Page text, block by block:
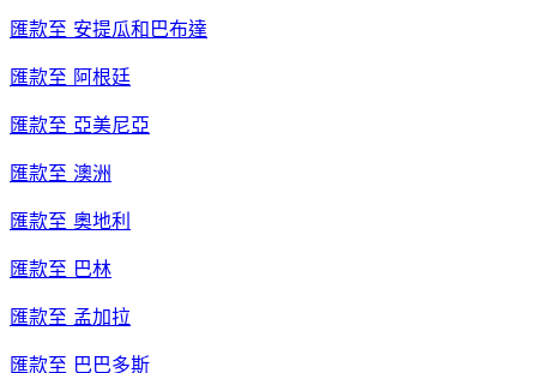
匯款至 安提瓜和巴布達
匯款至 阿根廷
匯款至 亞美尼亞
匯款至 澳洲
匯款至 奧地利
匯款至 巴林
匯款至 孟加拉
匯款至 巴巴多斯